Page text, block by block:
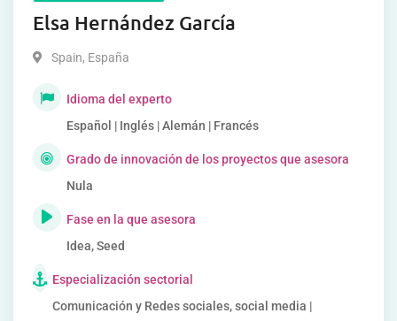
Elsa Hernández García
Spain, España
Idioma del experto
Español | Inglés | Alemán | Francés
Grado de innovación de los proyectos que asesora
Nula
Fase en la que asesora
Idea, Seed
Especialización sectorial
Comunicación y Redes sociales, social media |